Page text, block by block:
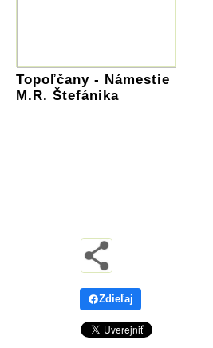
Topoľčany - Námestie
M.R. Štefánika
Zdieľaj